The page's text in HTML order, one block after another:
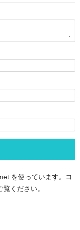
を使っています。
コ
覧ください。